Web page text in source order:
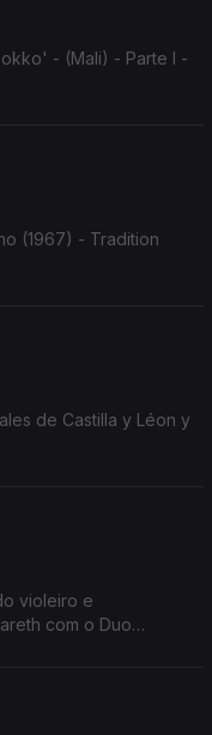
- (Mali) - Parte I -
(1967) - Tradition
de Castilla y Léon y
violeiro e